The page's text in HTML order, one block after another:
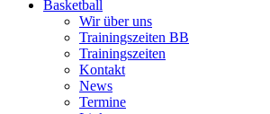
Basketball
Wir über uns
Trainingszeiten BB
Trainingszeiten
Kontakt
News
Termine